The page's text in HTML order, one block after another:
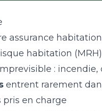
assurance
habitation
: incendie,
entrent rarement
pris en charge